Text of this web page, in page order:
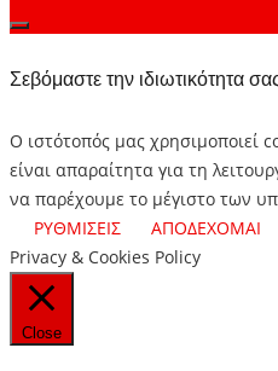
Σεβόμαστε την ιδιωτικότητα
Ο ιστότοπός μας χρησιμοποιεί
είναι απαραίτητα για τη
να παρέχουμε το μέγιστο των
ΡΥΘΜΙΣΕΙΣ
ΑΠΟΔΕΧΟΜΑΙ
Privacy & Cookies Policy
Close